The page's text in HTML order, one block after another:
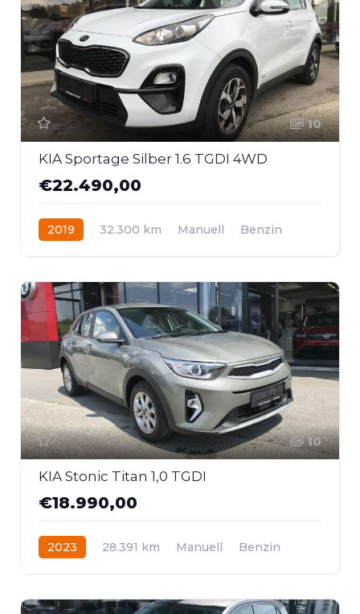
10
KIA Sportage Silber 1.6 TGDI 4WD
€22.490,00
2019 32.300 km Manuell
Benzin
10
KIA Stonic Titan 1,0 TGDI
€18.990,00
2023 28.391 km Manuell
Benzin